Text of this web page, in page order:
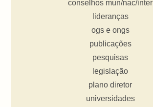
conselhos mun/nac/inter
lideranças
ogs e ongs
publicações
pesquisas
legislação
plano diretor
universidades